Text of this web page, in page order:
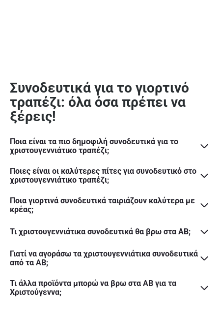
Συνοδευτικά για το γιορτινό
τραπέζι: όλα όσα πρέπει να
ξέρεις!
Ποια είναι τα πιο δημοφιλή συνοδευτικά για το
χριστουγεννιάτικο τραπέζι;
Ποιες είναι οι καλύτερες πίτες για συνοδευτικό στο
χριστουγεννιάτικο τραπέζι;
Ποια γιορτινά συνοδευτικά ταιριάζουν καλύτερα με
κρέας;
Τι χριστουγεννιάτικα συνοδευτικά θα βρω στα ΑΒ;
Γιατί να αγοράσω τα χριστουγεννιάτικα συνοδευτικά
από τα AB;
Τι άλλα προϊόντα μπορώ να βρω στα ΑΒ για τα
Χριστούγεννα;